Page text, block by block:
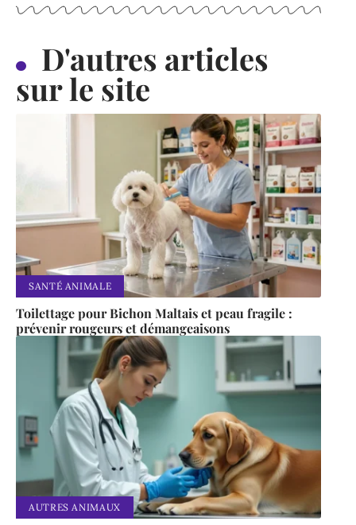
D'autres articles
sur le site
SANTÉ ANIMALE
Toilettage pour Bichon Maltais et peau fragile :
prévenir rougeurs et démangeaisons
AUTRES ANIMAUX